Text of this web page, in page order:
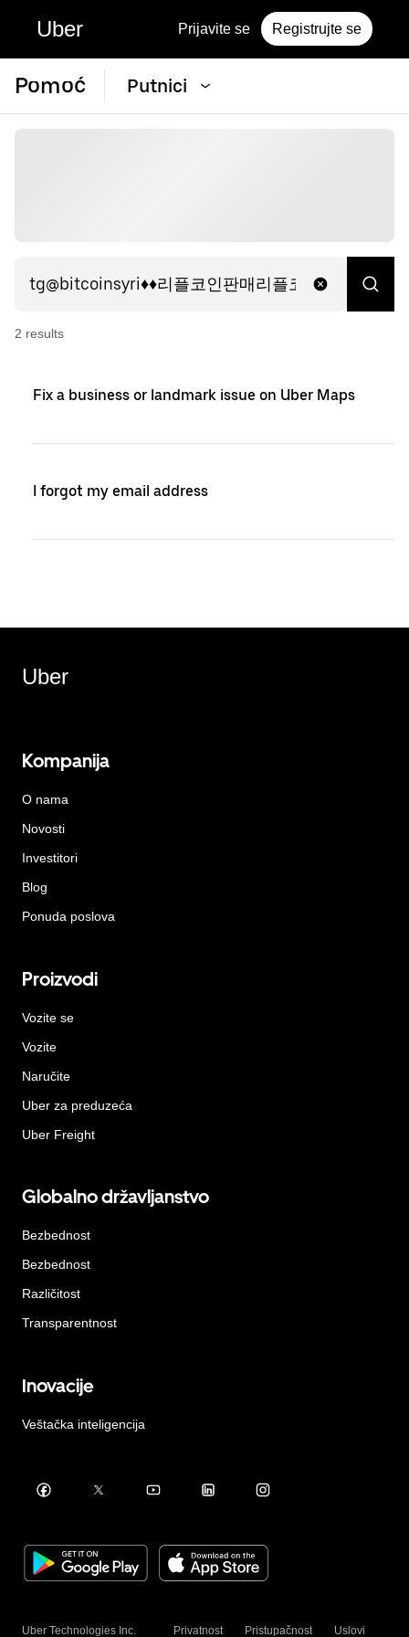
Uber Prijavite se Registrujte se
Pomoć Putnici
2 results
Fix a business or landmark issue on Uber Maps
I forgot my email address
Uber
Kompanija
O nama
Novosti
Investitori
Blog
Ponuda poslova
Proizvodi
Vozite se
Vozite
Naručite
Uber za preduzeća
Uber Freight
Globalno državljanstvo
Bezbednost
Bezbednost
Različitost
Transparentnost
Inovacije
Veštačka inteligencija
Uber Technologies Inc. Privatnost Pristupačnost Uslovi